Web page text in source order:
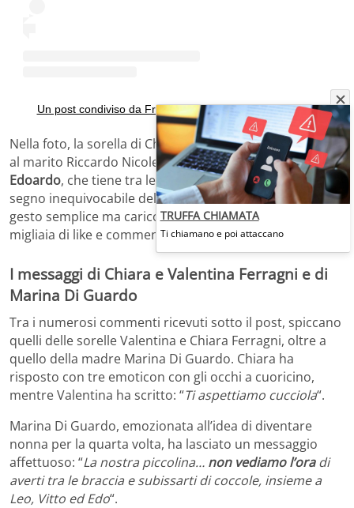
Un post condiviso da Francesca Ferragni (@fraferragni)
Nella foto, la sorella di Chiara Ferragni è ritratta insieme
al marito Riccardo Nicoletti e al loro primogenito
Edoardo, che tiene tra le mani un paio discarpine rosa
segno inequivocabile dell’arrivo di una sorellina . Un
gesto semplice ma carico di emozione, che ha raccolto
migliaia di like e commenti affettuosi.
I messaggi di Chiara e Valentina Ferragni e di
Marina Di Guardo
Tra i numerosi commenti ricevuti sotto il post, spiccano
quelli delle sorelle Valentina e Chiara Ferragni, oltre a
quello della madre Marina Di Guardo. Chiara ha
risposto con tre emoticon con gli occhi a cuoricino,
mentre Valentina ha scritto: “Ti aspettiamo cucciola“.
Marina Di Guardo, emozionata all’idea di diventare
nonna per la quarta volta, ha lasciato un messaggio
affettuoso: “La nostra piccolina… non vediamo l’oradi
averti tra le braccia e subissarti di coccole, insieme a
Leo, Vitto ed Edo“.
TRUFFA CHIAMATA
Ti chiamano e poi attaccano